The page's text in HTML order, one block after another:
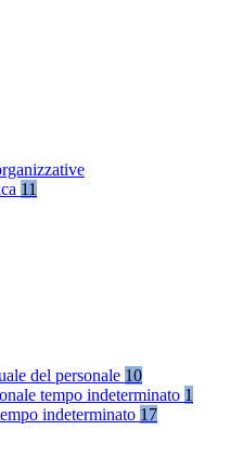
11
del personale 10
tempo indeterminato 1
indeterminato 17